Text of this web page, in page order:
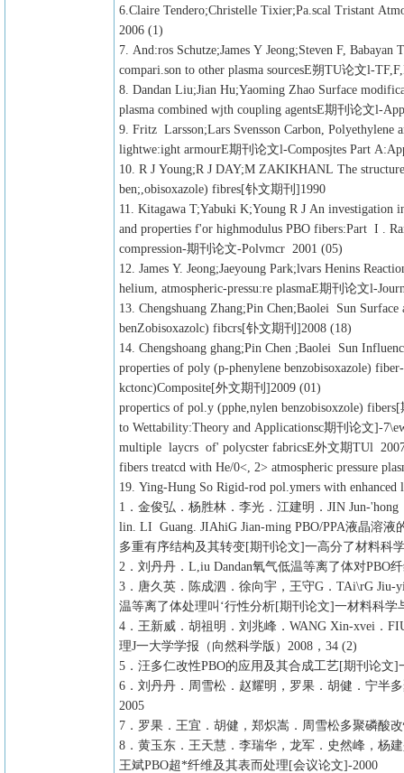
6.Claire Tendero;Christelle Tixier;Pa.scal Tristant
2006 (1)
7. And:ros Schutze;James Y Jeong;Steven F,
compari.son to other plasma sourcesE朔TU论文l-
8. Dandan Liu;Jian Hu;Yaoming Zhao Surface
plasma combined wjth coupling agentsE期刊论文l-
9. Fritz Larsson;Lars Svensson Carbon,
lightwe:ight armourE期刊论文l-Composjtes Part
10. R J Young;R J DAY;M ZAKIKHANL The
ben;,obisoxazole) fibres[钋文期刊]1990
11. Kitagawa T;Yabuki K;Young R J An investigation
and properties f'or highmodulus PBO fibers:Part I .
compression-期刊论文-Polvmcr 2001 (05)
12. James Y. Jeong;Jaeyoung Park;lvars Henins
helium, atmospheric-pressu:re plasmaE期刊论文l-
13. Chengshuang Zhang;Pin Chen;Baolei Sun
benZobisoxazolc) fibcrs[钋文期刊]2008 (18)
14. Chengshoang ghang;Pin Chen ;Baolei Sun
properties of poly (p-phenylene benzobisoxazole)
kctonc)Composite[外文期刊]2009 (01)
propertics of pol.y (pphe,nylen benzobisoxzole)
to Wettability:Theory and Applicationsc期刊论文]-
multiple laycrs of' polycster fabricsE外文期TUl
fibers treatcd with He/0<, 2> atmospheric pressure
19. Ying-Hung So Rigid-rod pol.ymers with
1．金俊弘．杨胜林．李光．江建明．JIN Jun-'hong
lin. LI Guang. JIAhiG Jian-ming PBO/PPA液晶溶液
多重有序结构及其转变[期刊论文]一高分了材料科
2．刘丹丹．L,iu Dandan氧气低温等离了体对PBO
3．唐久英．陈成泗．徐向宇，王守G．TAi\rG Jiu-
温等离了体处理叫‘行性分析[期刊论文]一材料科学
4．王新威．胡祖明．刘兆峰．WANG Xin-xvei．
理J一大学学报（向然科学版）2008，34 (2)
5．汪多仁改性PBO的应用及其合成工艺[期刊论文]
6．刘丹丹．周雪松．赵耀明，罗果．胡健．宁半
2005
7．罗果．王宜．胡健，郑炽嵩．周雪松多聚磷酸
8．黄玉东．王天慧．李瑞华，龙军．史然峰，杨
王斌PBO超*纤维及其表而处理[会议论文]-2000